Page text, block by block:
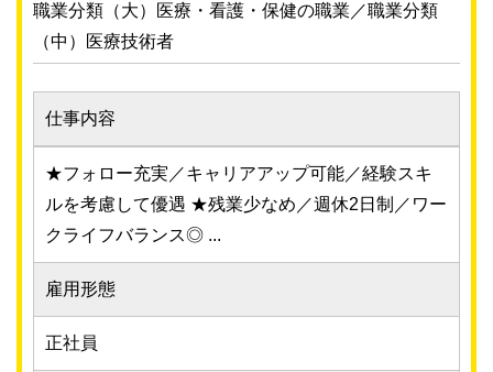
職業分類（大）医療・看護・保健の職業／職業分類
（中）医療技術者
仕事内容
★フォロー充実／キャリアアップ可能／経験スキ
ルを考慮して優遇 ★残業少なめ／週休2日制／ワー
クライフバランス◎ ...
雇用形態
正社員